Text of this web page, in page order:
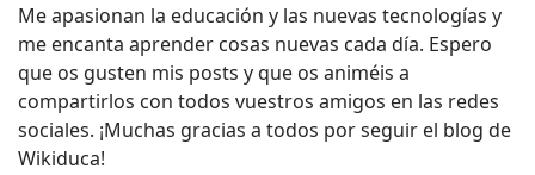
Me apasionan la educación y las nuevas tecnologías y
me encanta aprender cosas nuevas cada día. Espero
que os gusten mis posts y que os animéis a
compartirlos con todos vuestros amigos en las redes
sociales. ¡Muchas gracias a todos por seguir el blog de
Wikiduca!